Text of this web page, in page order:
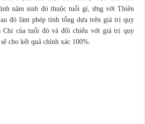
năm sinh đó thuộc tuổi gì, ứng với Thiên
đó làm phép tính tổng dựa trên giá trị quy
Chi của tuổi đó và đối chiếu với giá trị quy
cho kết quả chính xác 100%.